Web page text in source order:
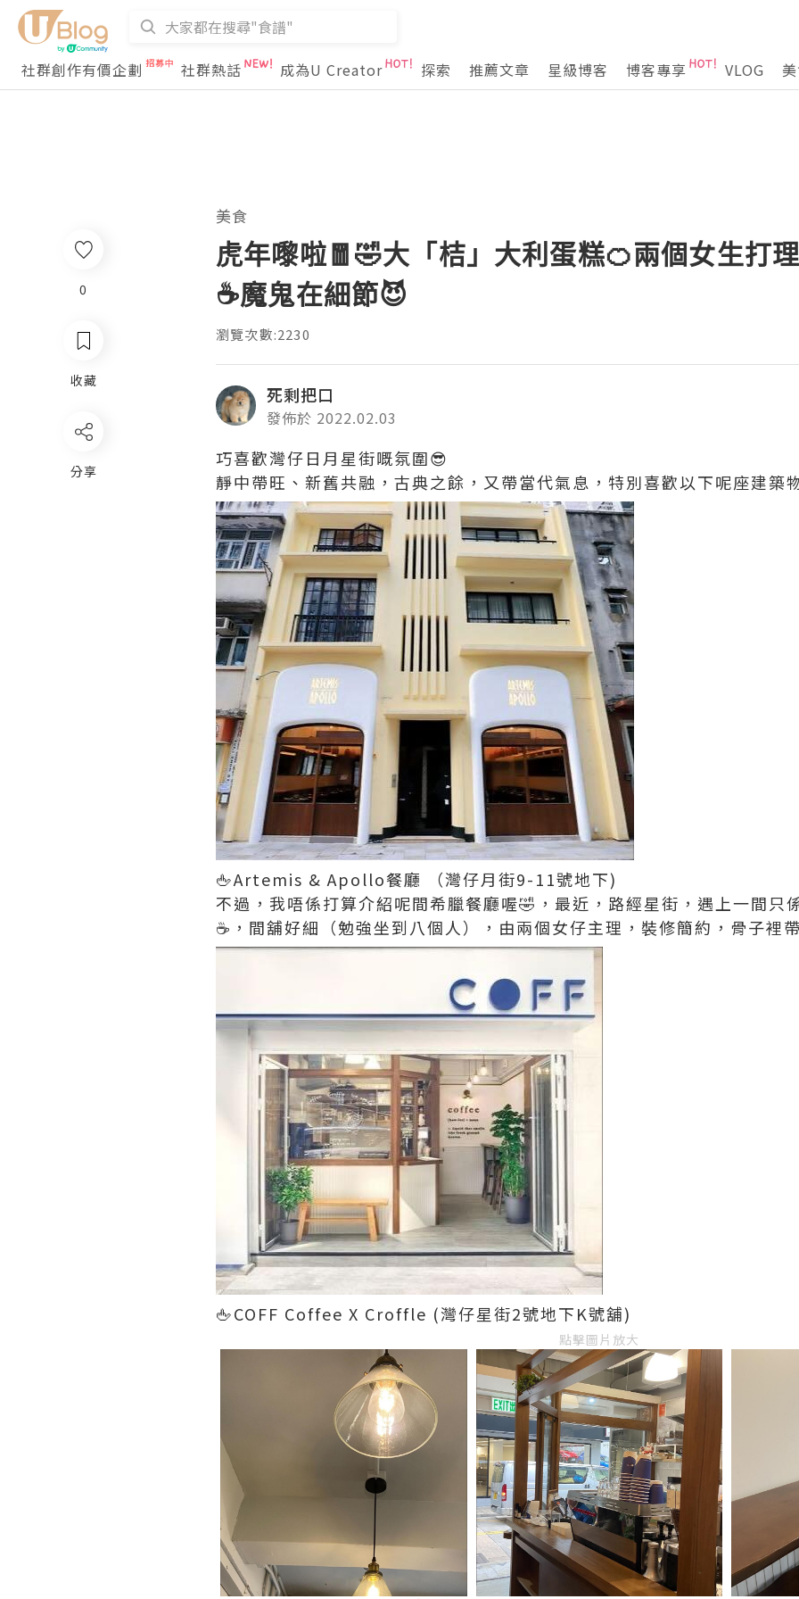
社群創作有價企劃
社群熱話 成為U Creator 探索 推薦文章 星級博客 博客專享 VLOG
0
收藏
分享
美食
虎年嚟啦🧧🤣大「桔」大利蛋糕🍊兩個女生打
☕️魔鬼在細節😈
瀏覽次數:2230
死剩把口
發佈於 2022.02.03
巧喜歡灣仔日月星街嘅氛圍😎
靜中帶旺、新舊共融，古典之餘，又帶當代氣息，特別喜歡以下呢座建築
🖕Artemis & Apollo餐廳 （灣仔月街9-11號地下)
不過，我唔係打算介紹呢間希臘餐廳喔🤣，最近，路經星街，遇上一間只
☕️，間舖好細（勉強坐到八個人），由兩個女仔主理，裝修簡約，骨子裡
🖕COFF Coffee X Croffle (灣仔星街2號地下K號舖)
點擊圖片放大